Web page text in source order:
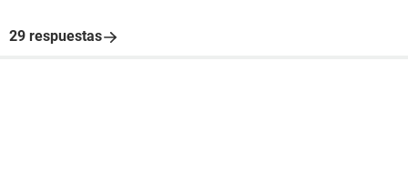
29 respuestas